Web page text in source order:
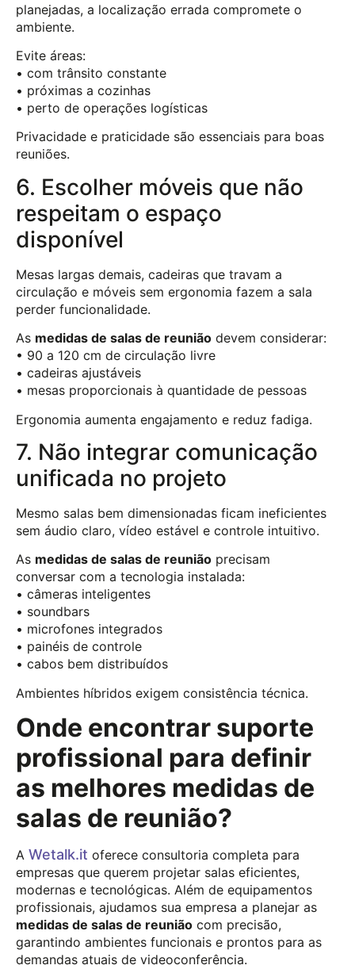
planejadas, a localização errada compromete o
ambiente.
Evite áreas:
• com trânsito constante
• próximas a cozinhas
• perto de operações logísticas
Privacidade e praticidade são essenciais para boas
reuniões.
6. Escolher móveis que não
respeitam o espaço
disponível
Mesas largas demais, cadeiras que travam a
circulação e móveis sem ergonomia fazem a sala
perder funcionalidade.
As medidas de salas de reunião devem considerar:
• 90 a 120 cm de circulação livre
• cadeiras ajustáveis
• mesas proporcionais à quantidade de pessoas
Ergonomia aumenta engajamento e reduz fadiga.
7. Não integrar comunicação
unificada no projeto
Mesmo salas bem dimensionadas ficam ineficientes
sem áudio claro, vídeo estável e controle intuitivo.
As medidas de salas de reunião precisam
conversar com a tecnologia instalada:
• câmeras inteligentes
• soundbars
• microfones integrados
• painéis de controle
• cabos bem distribuídos
Ambientes híbridos exigem consistência técnica.
Onde encontrar suporte
profissional para definir
as melhores medidas de
salas de reunião?
A Wetalk.it oferece consultoria completa para
empresas que querem projetar salas eficientes,
modernas e tecnológicas. Além de equipamentos
profissionais, ajudamos sua empresa a planejar as
medidas de salas de reunião com precisão,
garantindo ambientes funcionais e prontos para as
demandas atuais de videoconferência.